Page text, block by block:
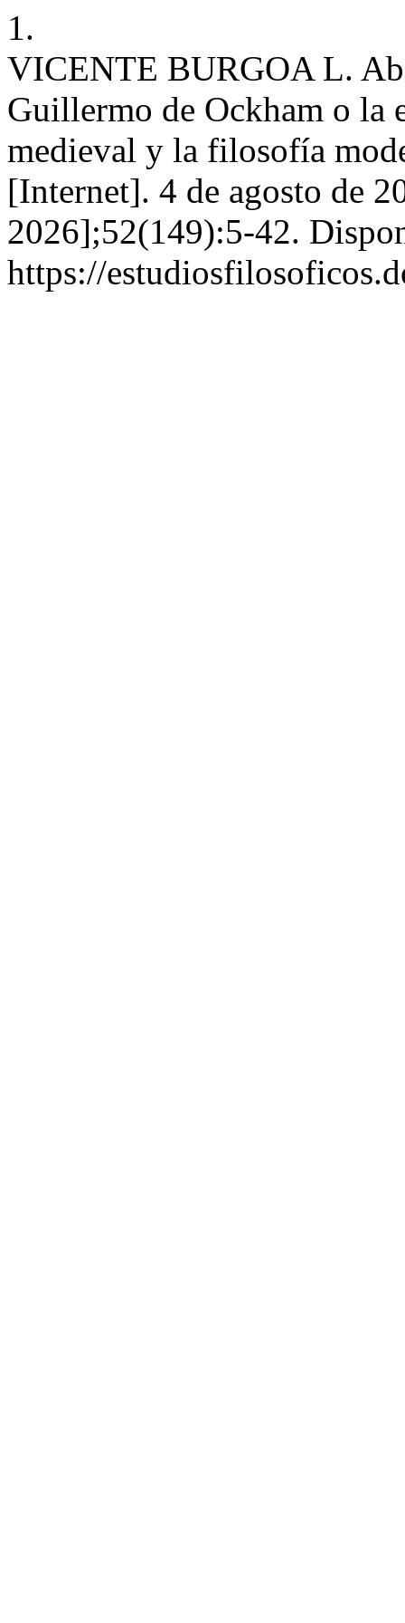
1.
VICENTE BURGOA L.
Guillermo de Ockham o la
medieval y la filosofía
[Internet]. 4 de agosto de
2026];52(149):5-42.
https://